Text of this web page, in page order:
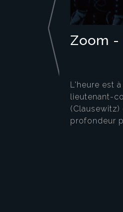
Zoom -
L'heure est
lieutenant-
profondeur